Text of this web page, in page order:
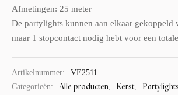
Afmetingen: 25 meter
De partylights kunnen aan elkaar gekoppeld
maar 1 stopcontact nodig hebt voor een
Artikelnummer:
VE2511
Categorieën:
Alle producten, Kerst, Partylights